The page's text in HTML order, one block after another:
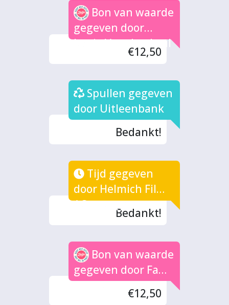
Bon van waarde
gegeven door
Jessie Van den brul
€12,50
Spullen gegeven
door Uitleenbank
Bedankt!
Tijd gegeven
door Helmich Films
/ Campagne
Bedankt!
Bon van waarde
gegeven door Fam.
de Boer
€12,50